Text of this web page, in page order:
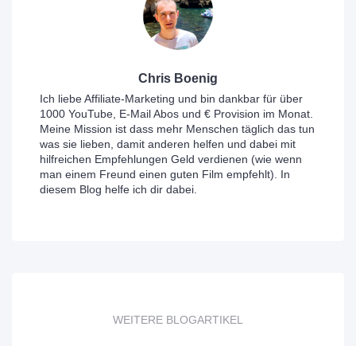
Chris Boenig
Ich liebe Affiliate-Marketing und bin dankbar für über
1000 YouTube, E-Mail Abos und € Provision im Monat.
Meine Mission ist dass mehr Menschen täglich das tun
was sie lieben, damit anderen helfen und dabei mit
hilfreichen Empfehlungen Geld verdienen (wie wenn
man einem Freund einen guten Film empfehlt). In
diesem Blog helfe ich dir dabei.
WEITERE BLOGARTIKEL